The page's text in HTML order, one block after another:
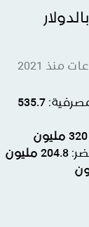
2021
:
535.7
320 مليون
:
204.8 مليون